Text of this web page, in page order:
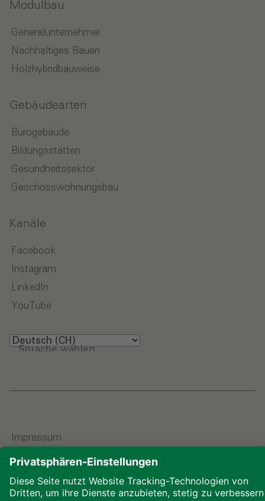
Modulbau
Generalunternehmer
Nachhaltiges Bauen
Holzhybridbauweise
Gebäudearten
Bürogebäude
Bildungsstätten
Gesundheitssektor
Geschosswohnungsbau
Kanäle
Facebook
Instagram
LinkedIn
YouTube
Sprache wählen
Impressum
Datenschutz
Cookies